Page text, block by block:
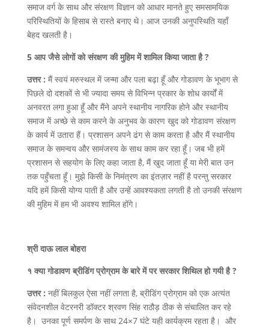
समाज वर्ग के साथ और संरक्षण विज्ञान को आधार मानते हुए समसामयिक
परिस्थितियों के हिसाब से रास्ते बनाए थे। आज उनकी अनुपस्थिति यहाँ
बेहद खलती है।
5 आप जैसे लोगों को संरक्षण की मुहिम में शामिल किया जाता है ?
उत्तर : मैं स्वयं मरुस्थल में जन्मा और पला बढ़ा हूँ और गोडावण के भूभाग से
पिछले दो दशकों से भी ज्यादा समय से विभिन्न प्रकार के शोध कार्यों में
अनवरत लगा हुआ हूँ और मैंने अपने स्थानीय नागरिक होने और स्थानीय
समाज में अच्छे से काम करने के अनुभव के कारण खुद को गोडावण संरक्षण
के कार्य में उतारा हैं। प्रशासन अपने ढंग से काम करता है और मैं स्थानीय
समाज के समन्वय और सामंजस्य के साथ काम कर रहा हूँ। जब भी हमें
प्रशासन से सहयोग के लिए कहा जाता है, मैं खुद जाता हूँ या मेरी बात उन
तक पहुँचता हूँ। मुझे किसी के निमंत्रण का इंतज़ार नहीं है परन्तु सरकार
यदि हमें किसी योग्य पाती है और उन्हें आवश्यकता लगती है तो उनकी संरक्षण
की मुहिम में हम भी अवश्य शामिल होंगे।
श्री दाऊ लाल बोहरा
१ क्या गोडावण ब्रीडिंग प्रोग्राम के बारे में पर सरकार शिथिल हो गयी है ?
उत्तर : नहीं बिलकुल ऐसा नहीं लगता है, ब्रीडिंग प्रोग्राम को एक अत्यंत
संवेदनशील वेटरनरी डॉक्टर श्रवण सिंह राठौड़ ठीक से संचालित कर रहे
है। उनका पूर्ण समर्पण के साथ 24×7 घंटे यही कार्यक्रम रहता है। और